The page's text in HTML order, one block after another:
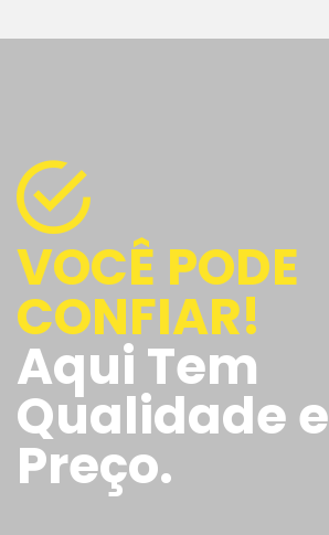
VOCÊ PODE
CONFIAR!
Aqui Tem
Qualidade e
Preço.